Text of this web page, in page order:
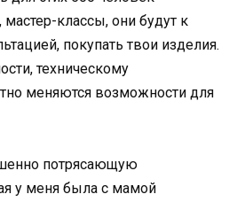
классы, они будут к
покупать твои изделия.
техническому
меняются возможности для
потрясающую
у меня была с мамой